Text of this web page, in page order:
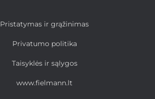
Pristatymas ir grąžinimas
Privatumo politika
Taisyklės ir sąlygos
www.fielmann.lt